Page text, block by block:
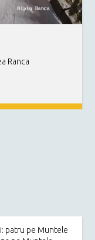
Ranca
patru pe Muntele